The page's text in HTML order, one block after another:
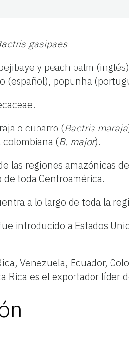
gasipaes
y peach palm
(español), popunha
o cubarro (Bactris maraja
colombiana (B. major).
las regiones amazónicas
toda Centroamérica.
a lo largo de toda la
introducido a Estados
Venezuela, Ecuador,
Rica es el exportador líder